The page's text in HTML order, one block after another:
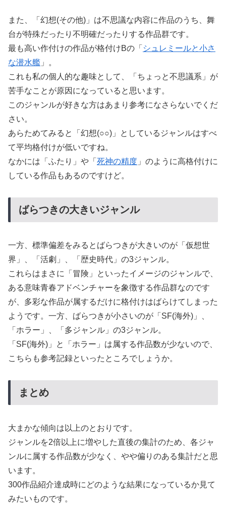
また、「幻想(その他)」は不思議な内容に作品のうち、舞
台が特殊だったり不明確だったりする作品群です。
最も高い作付けの作品が格付けBの「 シュレミールと小さ
な潜水艦 」。
これも私の個人的な趣味として、「ちょっと不思議系」が
苦手なことが原因になっていると思います。
このジャンルが好きな方はあまり参考になさらないでくだ
さい。
あらためてみると「幻想(○○)」としているジャンルはすべ
て平均格付けが低いですね。
なかには「ふたり」や「 死神の精度 」のように高格付けに
している作品もあるのですけど。
ばらつきの大きいジャンル
一方、標準偏差をみるとばらつきが大きいのが「仮想世
界」、「活劇」、「歴史時代」の3ジャンル。
これらはまさに「冒険」といったイメージのジャンルで、
ある意味青春アドベンチャーを象徴する作品群なのです
が、多彩な作品が属するだけに格付けはばらけてしまった
ようです。一方、ばらつきが小さいのが「SF(海外)」、
「ホラー」、「多ジャンル」の3ジャンル。
「SF(海外)」と「ホラー」は属する作品数が少ないので、
こちらも参考記録といったところでしょうか。
まとめ
大まかな傾向は以上のとおりです。
ジャンルを2倍以上に増やした直後の集計のため、各ジャ
ンルに属する作品数が少なく、やや偏りのある集計だと思
います。
300作品紹介達成時にどのような結果になっているか見て
みたいものです。